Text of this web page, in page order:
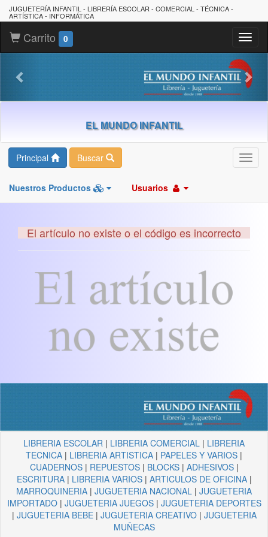
JUGUETERÍA INFANTIL - LIBRERÍA ESCOLAR - COMERCIAL - TÉCNICA -
ARTÍSTICA - INFORMÁTICA
Carrito 0
EL MUNDO INFANTIL
Principal Buscar
Nuestros Productos Usuarios
El artículo no existe o el código es incorrecto
LIBRERIA ESCOLAR | LIBRERIA COMERCIAL | LIBRERIA
TECNICA | LIBRERIA ARTISTICA | PAPELES Y VARIOS |
CUADERNOS| REPUESTOS| BLOCKS| ADHESIVOS|
ESCRITURA| LIBRERIA VARIOS| ARTICULOS DE OFICINA|
MARROQUINERIA | JUGUETERIA NACIONAL | JUGUETERIA
IMPORTADO| JUGUETERIA JUEGOS| JUGUETERIA DEPORTES
| JUGUETERIA BEBE| JUGUETERIA CREATIVO| JUGUETERIA
MUÑECAS